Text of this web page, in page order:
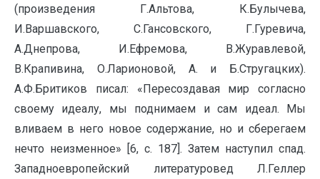
(произведения Г.Альтова, К.Булычева,
И.Варшавского, С.Гансовского, Г.Гуревича,
А.Днепрова, И.Ефремова, В.Журавлевой,
В.Крапивина, О.Ларионовой, А. и Б.Стругацких).
А.Ф.Бритиков писал: «Пересоздавая мир согласно
своему идеалу, мы поднимаем и сам идеал. Мы
вливаем в него новое содержание, но и сберегаем
нечто неизменное» [6, с. 187]. Затем наступил спад.
Западноевропейский литературовед Л.Геллер